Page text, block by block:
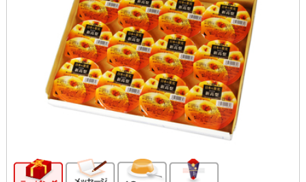
ギフト向け商品メッセージカード無料
12個入り のし対応